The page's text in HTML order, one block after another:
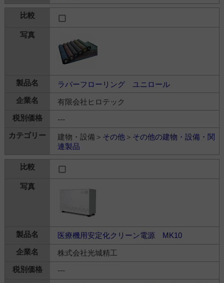
ラバーフローリング ユニロール
有限会社ヒロテック
---
建物・設備＞ その他＞ その他の建物・設備・関
連製品
医療機用安定化クリーン電源 MK10
株式会社光城精工
---